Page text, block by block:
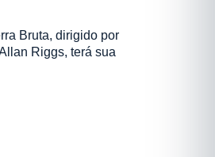
Bruta, dirigido por
Riggs, terá sua